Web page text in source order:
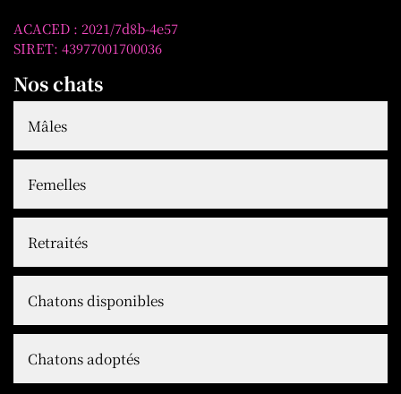
ACACED : 2021/7d8b-4e57
SIRET: 43977001700036
Nos chats
Mâles
Femelles
Retraités
Chatons disponibles
Chatons adoptés